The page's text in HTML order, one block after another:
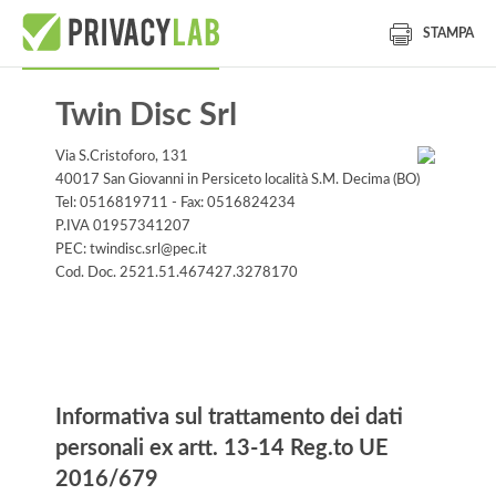
STAMPA
Twin Disc Srl
Via S.Cristoforo, 131
40017 San Giovanni in Persiceto località S.M. Decima (BO)
Tel: 0516819711 - Fax: 0516824234
P.IVA 01957341207
PEC: twindisc.srl@pec.it
Cod. Doc. 2521.51.467427.3278170
Informativa sul trattamento dei dati
personali ex artt. 13-14 Reg.to UE
2016/679